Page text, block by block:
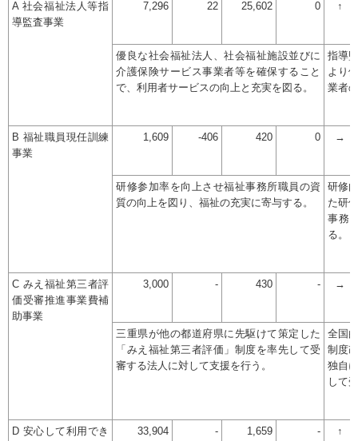
A 社会福祉法人等指
導監査事業
7,296 22 25,602 0 ↑
優良な社会福祉法人、社会福祉施設並びに
介護保険サービス事業者等を確保すること
で、利用者サービスの向上と充実を図る。
指導
より
業者
B 福祉職員現任訓練
事業
1,609 -406 420 0 →
研修参加率を向上させ福祉事務所職員の資
質の向上を図り、福祉の充実に寄与する。
研修
た研
事務
る。
C みえ福祉第三者評
価受審推進事業費補
助事業
3,000 - 430 - →
三重県が他の都道府県に先駆けて策定した
「みえ福祉第三者評価」制度を率先して受
審する法人に対して支援を行う。
全国
制度
独自
して
D 安心して利用でき
33,904 - 1,659 - ↑